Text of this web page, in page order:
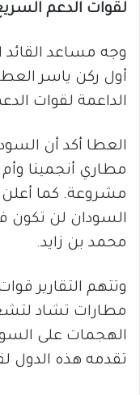
لقوات الدعم
وجه مساعد القائد
أول ركن ياسر
الداعمة لقوات
العطا أكد أن
مطاري أنجمينا
مشروعة. كما أعلن
السودان لن تكون
محمد بن زايد.
وتتهم التقارير
مطارات تشاد
الهجمات على
تقدمه هذه الدول